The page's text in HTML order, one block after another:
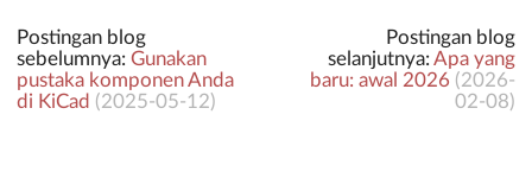
Postingan blog
sebelumnya: Gunakan
pustaka komponen Anda
di KiCad (2025-05-12)
Postingan blog
selanjutnya:Apa yang
baru: awal 2026 (2026-
02-08)